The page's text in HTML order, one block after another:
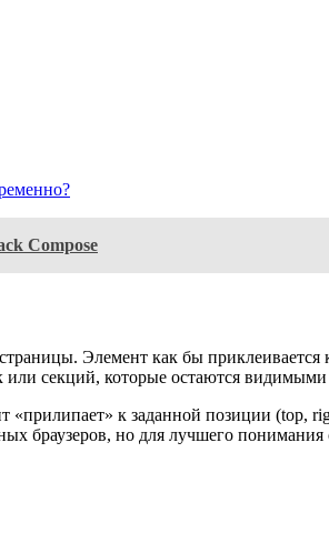
Compose
Элемент как бы приклеивается
или секций, которые остаются
«прилипает» к заданной позиции (top,
браузеров, но для лучшего понимания